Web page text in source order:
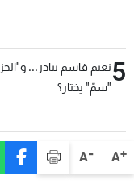
A+
A-
5نعيم قاسم يبادر...
"سمّ" يختار؟